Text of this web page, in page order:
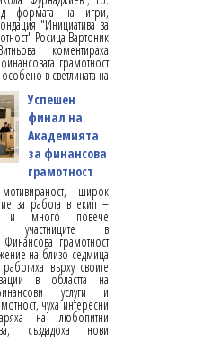
формата на игри,
"Инициатива за
Росица Вартоник
коментираха
грамотност
в светлината на
Успешен
финал на
Академията
за финансова
грамотност
мотивираност, широк
за работа в екип –
и много повече
участниците в
грамотност
на близо седмица
върху своите
в областта на
услуги и
чуха интересни
на любопитни
създадоха нови